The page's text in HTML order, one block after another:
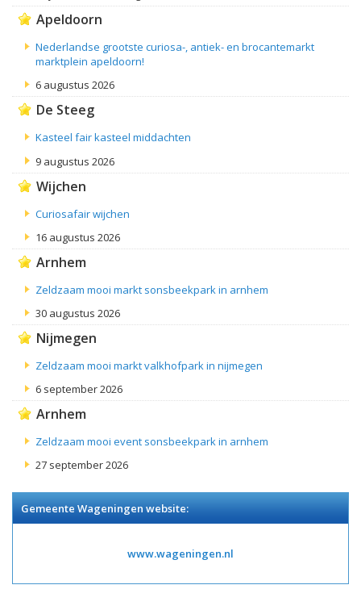
Apeldoorn
Nederlandse grootste curiosa-, antiek- en brocantemarkt
marktplein apeldoorn!
6 augustus 2026
De Steeg
Kasteel fair kasteel middachten
9 augustus 2026
Wijchen
Curiosafair wijchen
16 augustus 2026
Arnhem
Zeldzaam mooi markt sonsbeekpark in arnhem
30 augustus 2026
Nijmegen
Zeldzaam mooi markt valkhofpark in nijmegen
6 september 2026
Arnhem
Zeldzaam mooi event sonsbeekpark in arnhem
27 september 2026
Gemeente Wageningen website:
www.wageningen.nl